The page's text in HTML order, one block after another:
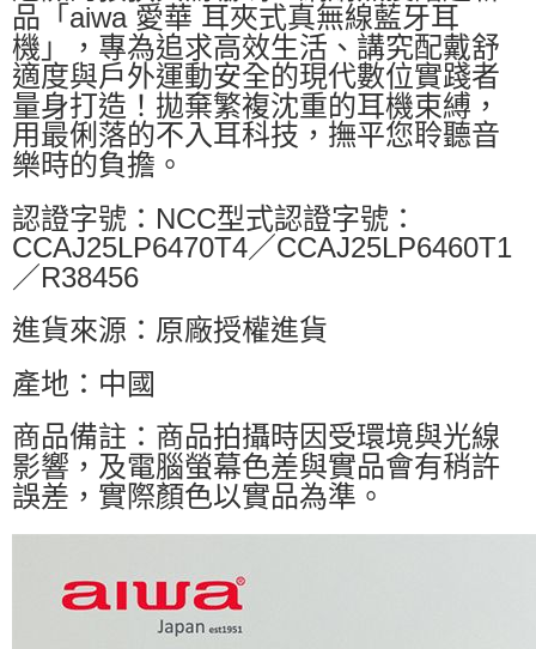
品「aiwa 愛華 耳夾式真無線藍牙耳
機」，專為追求高效生活、講究配戴舒
適度與戶外運動安全的現代數位實踐者
量身打造！拋棄繁複沈重的耳機束縛，
用最俐落的不入耳科技，撫平您聆聽音
樂時的負擔。
認證字號：NCC型式認證字號：
CCAJ25LP6470T4／CCAJ25LP6460T1
／R38456
進貨來源：原廠授權進貨
產地：中國
商品備註：商品拍攝時因受環境與光線
影響，及電腦螢幕色差與實品會有稍許
誤差，實際顏色以實品為準。